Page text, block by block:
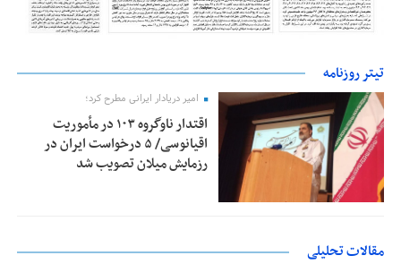
تیتر روزنامه
امیر دریادار ایرانی مطرح کرد؛
اقتدار ناوگروه ۱۰۳ در مأموریت‌
اقیانوسی/ ۵ درخواست ایران در
رزمایش میلان تصویب شد
مقالات تحلیلی